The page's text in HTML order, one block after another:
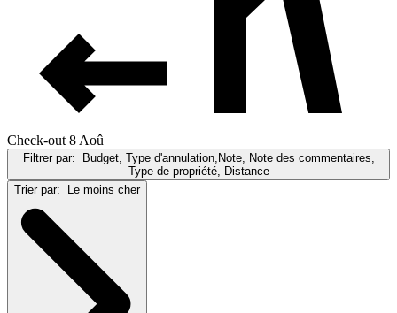
Check-out 8 Aoû
Filtrer par:
Budget, Type d'annulation,Note, Note des commentaires,
Type de propriété, Distance
Trier par:
Le moins cher